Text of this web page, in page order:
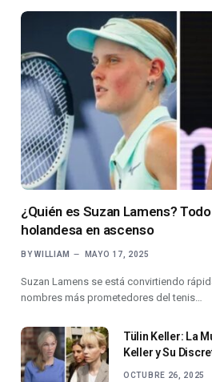
¿Quién es Suzan Lamens?
holandesa en ascenso
BY WILLIAM MAYO 17, 2025
Suzan Lamens se está convirtiendo
nombres más prometedores del tenis…
Tülin Keller: La
Keller y Su
OCTUBRE 26, 2025